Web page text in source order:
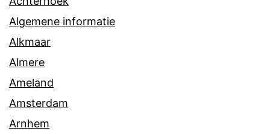
Algemene informatie
Alkmaar
Almere
Ameland
Amsterdam
Arnhem